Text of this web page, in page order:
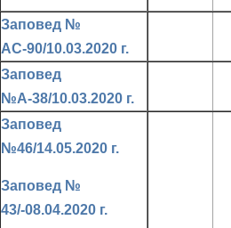
Заповед №
АС-90/10.03.2020 г.
Заповед
№А-38/10.03.2020 г.
Заповед
№46/14.05.2020 г.
Заповед №
43/-08.04.2020 г.